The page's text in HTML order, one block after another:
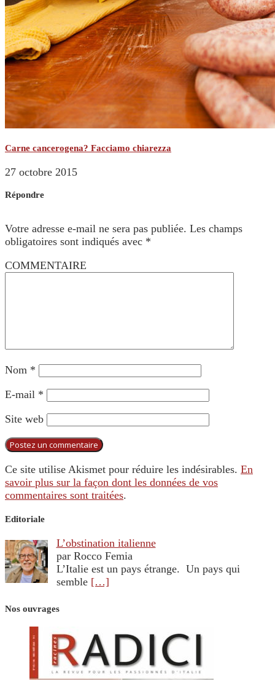
Carne cancerogena? Facciamo chiarezza
27 octobre 2015
Répondre
Votre adresse e-mail ne sera pas publiée. Les champs
obligatoires sont indiqués avec *
COMMENTAIRE
Nom *
E-mail *
Site web
Ce site utilise Akismet pour réduire les indésirables. En
savoir plus sur la façon dont les données de vos
commentaires sont traitées.
Editoriale
L’obstination italienne
par Rocco Femia
L’Italie est un pays étrange. Un pays qui
semble […]
Nos ouvrages